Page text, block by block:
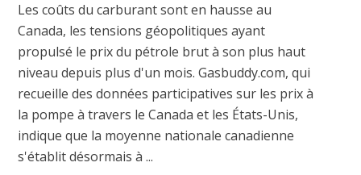
Les coûts du carburant sont en hausse au
Canada, les tensions géopolitiques ayant
propulsé le prix du pétrole brut à son plus haut
niveau depuis plus d'un mois. Gasbuddy.com, qui
recueille des données participatives sur les prix à
la pompe à travers le Canada et les États-Unis,
indique que la moyenne nationale canadienne
s'établit désormais à ...